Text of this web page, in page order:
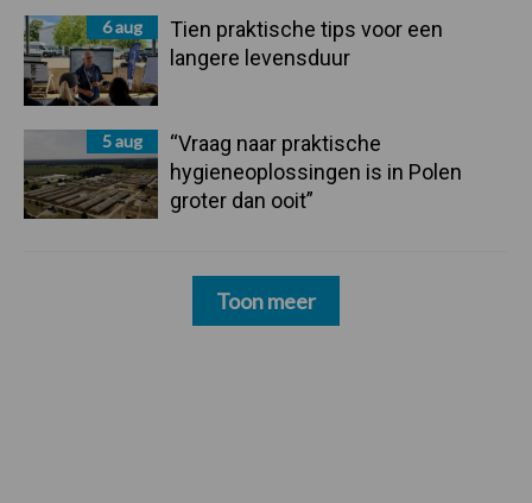
6 aug
Tien praktische tips voor een
langere levensduur
5 aug
“Vraag naar praktische
hygieneoplossingen is in Polen
groter dan ooit”
Toon meer